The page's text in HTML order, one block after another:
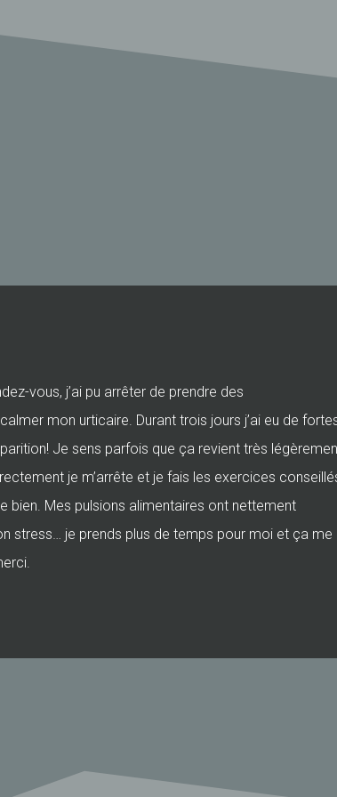
vous, j’ai pu arrêter de prendre des
mon urticaire. Durant trois jours j’ai eu de
Je sens parfois que ça revient très
je m’arrête et je fais les exercices
bien. Mes pulsions alimentaires ont nettement
stress… je prends plus de temps pour moi et ça me